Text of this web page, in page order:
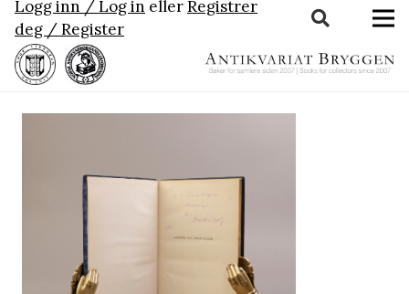
Logg inn / Log in ellerRegistrer
deg / Register